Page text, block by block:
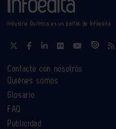
Industria Química es un portal de Infoedita
Contacte con nosotros
Quiénes somos
Glosario
FAQ
Publicidad